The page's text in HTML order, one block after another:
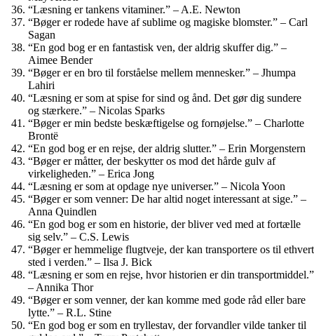
“Læsning er tankens vitaminer.” – A.E. Newton
“Bøger er rodede have af sublime og magiske blomster.” – Carl
Sagan
“En god bog er en fantastisk ven, der aldrig skuffer dig.” –
Aimee Bender
“Bøger er en bro til forståelse mellem mennesker.” – Jhumpa
Lahiri
“Læsning er som at spise for sind og ånd. Det gør dig sundere
og stærkere.” – Nicolas Sparks
“Bøger er min bedste beskæftigelse og fornøjelse.” – Charlotte
Brontë
“En god bog er en rejse, der aldrig slutter.” – Erin Morgenstern
“Bøger er måtter, der beskytter os mod det hårde gulv af
virkeligheden.” – Erica Jong
“Læsning er som at opdage nye universer.” – Nicola Yoon
“Bøger er som venner: De har altid noget interessant at sige.” –
Anna Quindlen
“En god bog er som en historie, der bliver ved med at fortælle
sig selv.” – C.S. Lewis
“Bøger er hemmelige flugtveje, der kan transportere os til ethvert
sted i verden.” – Ilsa J. Bick
“Læsning er som en rejse, hvor historien er din transportmiddel.”
– Annika Thor
“Bøger er som venner, der kan komme med gode råd eller bare
lytte.” – R.L. Stine
“En god bog er som en tryllestav, der forvandler vilde tanker til